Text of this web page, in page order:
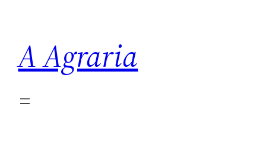
contenido
A Agraria